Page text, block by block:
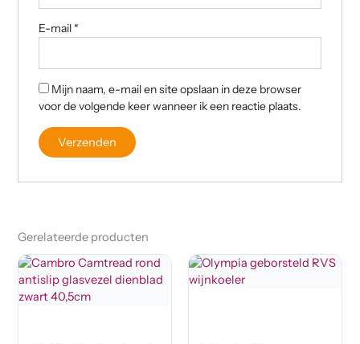
E-mail *
Mijn naam, e-mail en site opslaan in deze browser
voor de volgende keer wanneer ik een reactie plaats.
Gerelateerde producten